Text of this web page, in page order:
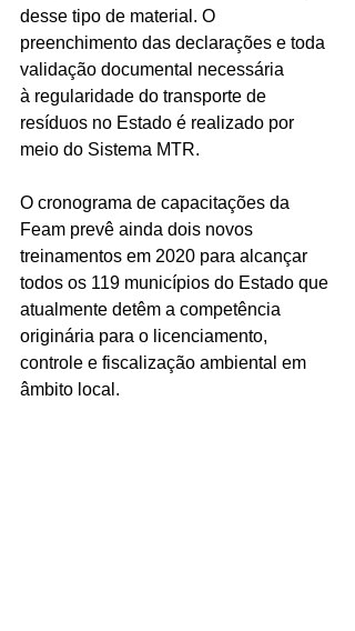
desse tipo de material. O
preenchimento das declarações e toda
validação documental necessária
à regularidade do transporte de
resíduos no Estado é realizado por
meio do Sistema MTR.
O cronograma de capacitações da
Feam prevê ainda dois novos
treinamentos em 2020 para alcançar
todos os 119 municípios do Estado que
atualmente detêm a competência
originária para o licenciamento,
controle e fiscalização ambiental em
âmbito local.